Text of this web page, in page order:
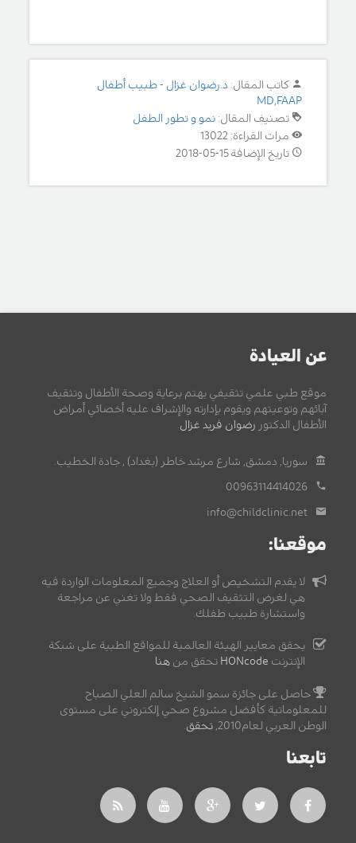
كاتب المقال: د.رضوان غزال - طبيب أطفال
MD,FAAP
تصنيف المقال:نمو و تطور الطفل
مرات القراءة: 13022
تاريخ الإضافة 15-05-2018
عن العيادة
موقع طبي علمي تثقيفي يهتم برعاية وصحة الأطفال وتثقيف
آبائهم وتوعيتهم ويقوم بإدارته والإشراف عليه أخصائي أمراض
الأطفال الدكتور رضوان فريد غزال.
سوريا, دمشق, شارع مرشد خاطر (بغداد) , جادة الخطيب.
00963114414026
info@childclinic.net
موقعنا:
لا يقدم التشخيص أو العلاج وجميع المعلومات الواردة فيه
هي لغرض التثقيف الصحي فقط ولا تغني عن مراجعة
واستشارة طبيب طفلك.
يحقق معايير الهيئة العالمية للمواقع الطبية على شبكة
الإنترنت HONcode تحقق من هنا
حاصل على جائزة سمو الشيخ سالم العلي الصباح
للمعلوماتية كأفضل مشروع صحي إلكتروني على مستوى
الوطن العربي لعام2010,
تحقق.
تابعنا